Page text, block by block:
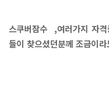
스쿠버잠수 ,여러가지 자
들이 찾으셨던분께 조금이